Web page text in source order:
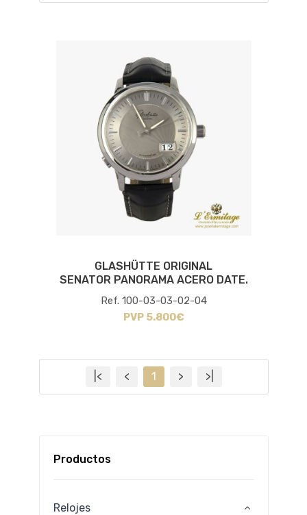
Productos
Relojes
GLASHÜTTE ORIGINAL
SENATOR PANORAMA ACERO DATE.
Ref. 100-03-03-02-04
PVP 5.800€
|< < 1 > >|